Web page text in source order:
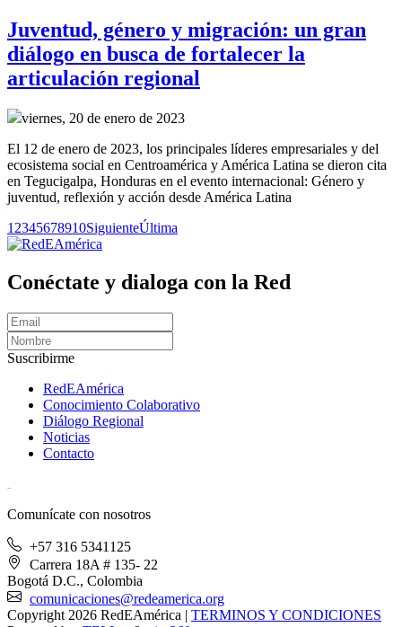
Juventud, género y migración: un gran
diálogo en busca de fortalecer la
articulación regional
viernes, 20 de enero de 2023
El 12 de enero de 2023, los principales líderes empresariales y del
ecosistema social en Centroamérica y América Latina se dieron cita
en Tegucigalpa, Honduras en el evento internacional: Género y
juventud, reflexión y acción desde América Latina
1 2345678910SiguienteÚltima
Conéctate y dialoga con la Red
Suscribirme
RedEAmérica
Conocimiento Colaborativo
Diálogo Regional
Noticias
Contacto
Comunícate con nosotros
+57 316 5341125
Carrera 18A # 135- 22
Bogotá D.C., Colombia
comunicaciones@redeamerica.org
Copyright 2026 RedEAmérica | TERMINOS Y CONDICIONES